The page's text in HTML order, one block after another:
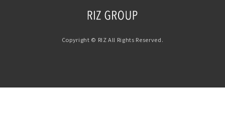
Copyright © RIZ All Rights Reserved.